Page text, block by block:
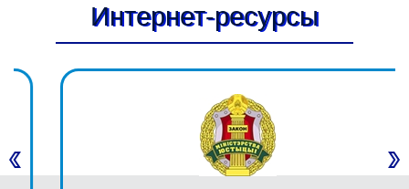
Интернет-ресурсы